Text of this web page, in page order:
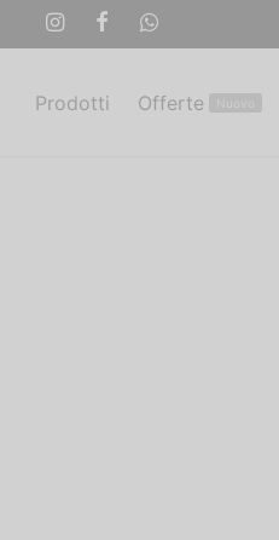
Prodotti Offerte